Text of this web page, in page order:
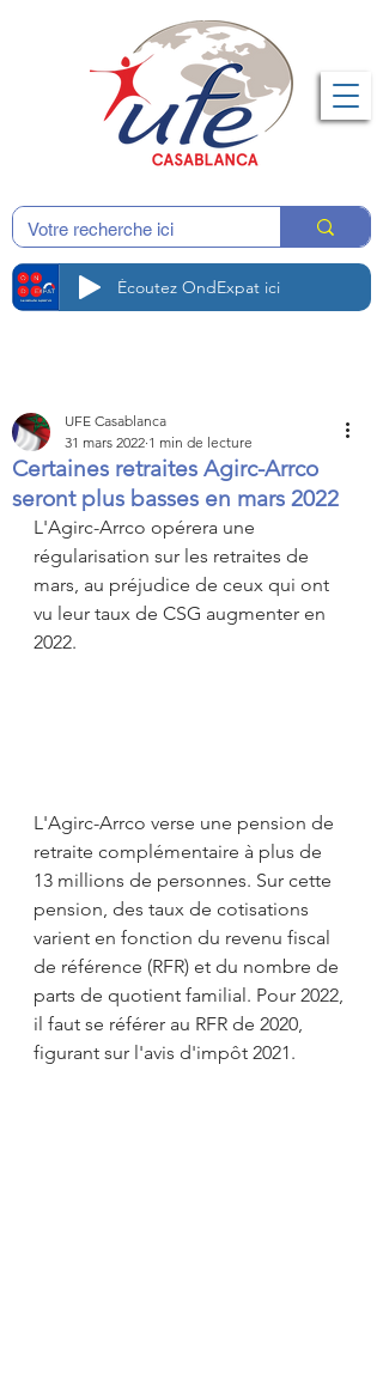
Écoutez OndExpat ici
Certaines retraites Agirc-Arrco
seront plus basses en mars 2022
UFE Casablanca
31 mars 2022 1 min de lecture
L'Agirc-Arrco opérera une
régularisation sur les retraites de
mars, au préjudice de ceux qui ont
vu leur taux de CSG augmenter en
2022.
L'Agirc-Arrco verse une pension de
retraite complémentaire à plus de
13 millions de personnes. Sur cette
pension, des taux de cotisations
varient en fonction du revenu fiscal
de référence (RFR) et du nombre de
parts de quotient familial. Pour 2022,
il faut se référer au RFR de 2020,
figurant sur l'avis d'impôt 2021.